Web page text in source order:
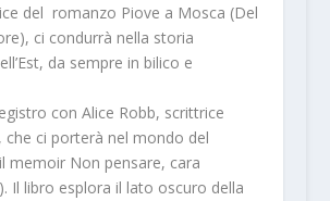
del romanzo Piove a Mosca (Del
ci condurrà nella storia
da sempre in bilico e
con Alice Robb, scrittrice
che ci porterà nel mondo del
memoir Non pensare, cara
Il libro esplora il lato oscuro della